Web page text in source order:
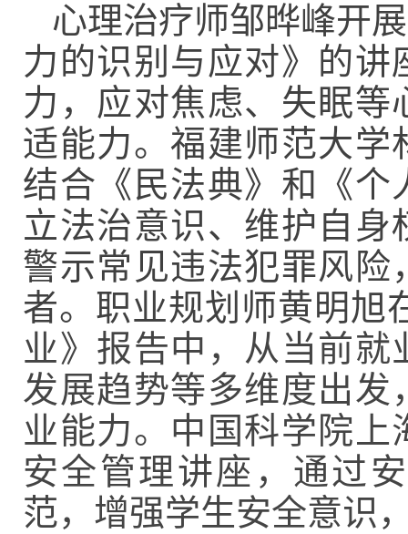
心理治疗师邹晔峰开
力的识别与应对》的
力，应对焦虑、失眠
适能力。福建师范大学
结合《民法典》和《个
立法治意识、维护自
警示常见违法犯罪风险
者。职业规划师黄明旭
业》报告中，从当前
发展趋势等多维度出发
业能力。中国科学院
安全管理讲座，通过
范，增强学生安全意识